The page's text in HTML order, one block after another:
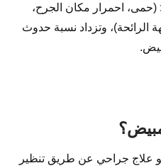
(حمى، احمرار مكان الجرح،
الرائحة)، وتزداد نسبة حدوث
هو علاج جراحي عن طريق تنظير